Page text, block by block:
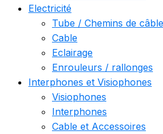
Electricité
Tube / Chemins de
Cable
Eclairage
Enrouleurs / rallonges
Interphones et Visiophones
Visiophones
Interphones
Cable et Accessoires